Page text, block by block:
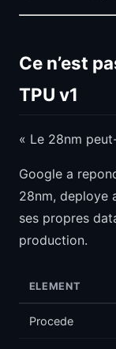
Ce n’est
TPU v1
« Le 28nm
Google a
28nm, deploye
ses propres
production.
ELEMENT
Procede